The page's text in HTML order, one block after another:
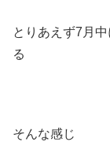
とりあえず7月
る
そんな感じ